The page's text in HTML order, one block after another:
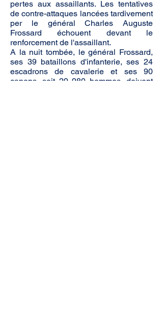
pertes aux assaillants. Les tentatives
de contre-attaques lancées tardivement
per le général Charles Auguste
Frossard échouent devant le
renforcement de l'assaillant.
A la nuit tombée, le général Frossard,
ses 39 bataillons d'infanterie, ses 24
escadrons de cavalerie et ses 90
canons, soit 29 980 hommes, doivent